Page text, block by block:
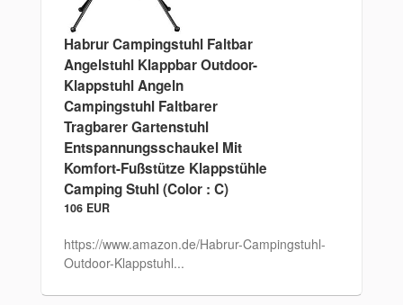
Habrur Campingstuhl Faltbar
Angelstuhl Klappbar Outdoor-
Klappstuhl Angeln
Campingstuhl Faltbarer
Tragbarer Gartenstuhl
Entspannungsschaukel Mit
Komfort-Fußstütze Klappstühle
Camping Stuhl (Color : C)
106 EUR
https://www.amazon.de/Habrur-Campingstuhl-
Outdoor-Klappstuhl...